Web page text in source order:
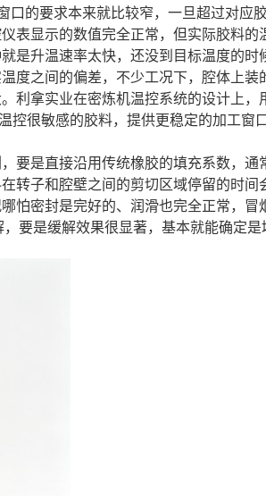
口的要求本来就比较窄，一旦超过对应
表显示的数值完全正常，但实际胶料的
是升温速率太快，还没到目标温度的时
度之间的偏差，不少工况下，腔体上装
利拿实业在密炼机温控系统的设计上，
控很敏感的胶料，提供更稳定的加工窗
要是直接沿用传统橡胶的填充系数，通
转子和腔壁之间的剪切区域停留的时间
怕密封是完好的、润滑也完全正常，冒
要是缓解效果很显著，基本就能确定是